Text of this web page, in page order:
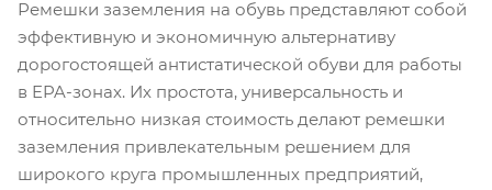
Ремешки заземления на обувь представляют собой
эффективную и экономичную альтернативу
дорогостоящей антистатической обуви для работы
в EPA-зонах. Их простота, универсальность и
относительно низкая стоимость делают ремешки
заземления привлекательным решением для
широкого круга промышленных предприятий,